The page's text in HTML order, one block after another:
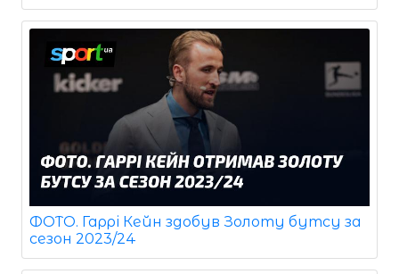
ФОТО. Гаррі Кейн здобув Золоту бутсу за
сезон 2023/24